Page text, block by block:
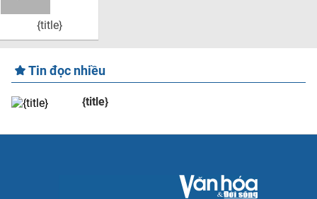
{title}
Tin đọc nhiều
{title}